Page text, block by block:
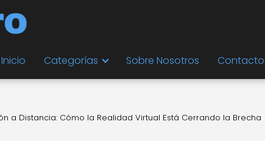
Inicio Categorías Sobre Nosotros Contacto
a Distancia: Cómo la Realidad Virtual Está Cerrando la Brecha